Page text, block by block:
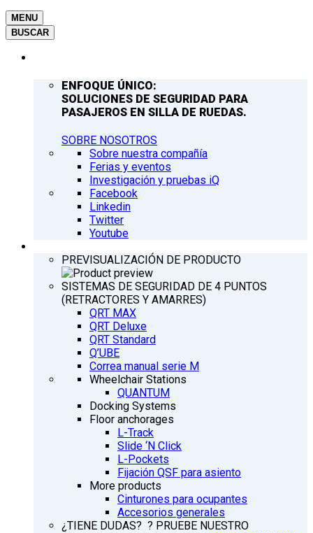
MENU
BUSCAR
ENFOQUE ÚNICO:
SOLUCIONES DE SEGURIDAD PARA
PASAJEROS EN SILLA DE RUEDAS.
SOBRE NOSOTROS
Sobre nuestra compañía
Ferias y eventos
Investigación y pruebas iQ
Facebook
Linkedin
Twitter
Youtube
PREVISUALIZACIÓN DE PRODUCTO
SISTEMAS DE SEGURIDAD DE 4 PUNTOS
(RETRACTORES Y AMARRES)
QRT MAX
QRT Deluxe
QRT Standard
Q’UBE
Correa manual serie M
Wheelchair Stations
QUANTUM
Docking Systems
Floor anchorages
L-Track
Slide ‘N Click
L-Pockets
Fijación QSF para asiento
More products
Cinturones para ocupantes
Accesorios generales
¿TIENE DUDAS? ? PRUEBE NUESTRO